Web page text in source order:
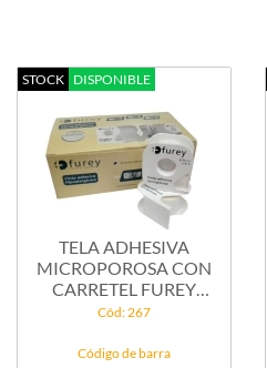
STOCK DISPONIBLE
TELA ADHESIVA
MICROPOROSA CON
CARRETEL FUREY
(MOD...
Cód: 267
Código de barra